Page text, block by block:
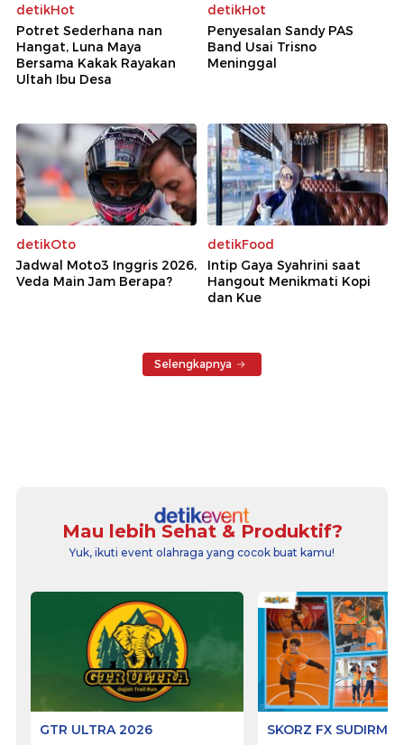
detikHot
Potret Sederhana nan
Hangat, Luna Maya
Bersama Kakak Rayakan
Ultah Ibu Desa
detikHot
Penyesalan Sandy PAS
Band Usai Trisno
Meninggal
detikOto
Jadwal Moto3 Inggris 2026,
Veda Main Jam Berapa?
detikFood
Intip Gaya Syahrini saat
Hangout Menikmati Kopi
dan Kue
Selengkapnya
Mau lebih Sehat & Produktif?
Yuk, ikuti event olahraga yang cocok buat kamu!
GTR ULTRA 2026 SKORZ FX